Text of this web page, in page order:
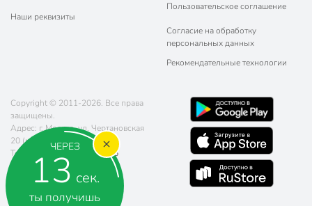
ЧЕРЕЗ
12 сек.
ты получишь
Наши реквизиты
Пользовательское соглашение
Согласие на обработку
персональных данных
Рекомендательные технологии
Copyright © 2011-2026. Все права
защищены.
Адрес: г. Москва, ул. Чертановская
20 (метро Южная)
Телефон:
8 (800) 770-77-06
Почта:sales@poryadok.ru